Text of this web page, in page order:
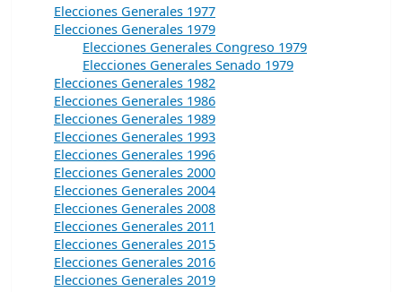
Elecciones Generales 1977
Elecciones Generales 1979
Elecciones Generales Congreso 1979
Elecciones Generales Senado 1979
Elecciones Generales 1982
Elecciones Generales 1986
Elecciones Generales 1989
Elecciones Generales 1993
Elecciones Generales 1996
Elecciones Generales 2000
Elecciones Generales 2004
Elecciones Generales 2008
Elecciones Generales 2011
Elecciones Generales 2015
Elecciones Generales 2016
Elecciones Generales 2019